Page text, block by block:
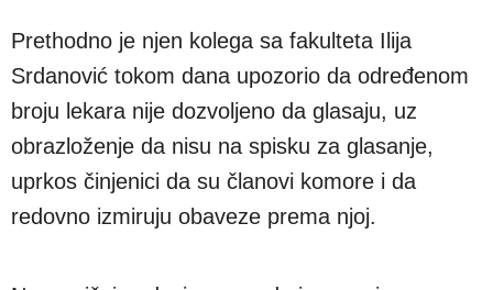
Prethodno je njen kolega sa fakulteta Ilija
Srdanović tokom dana upozorio da određenom
broju lekara nije dozvoljeno da glasaju, uz
obrazloženje da nisu na spisku za glasanje,
uprkos činjenici da su članovi komore i da
redovno izmiruju obaveze prema njoj.